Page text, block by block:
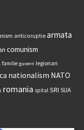
anticoruptie armata
comunism
familie guvern legionari
nationalism NATO
romania spital SRI SUA